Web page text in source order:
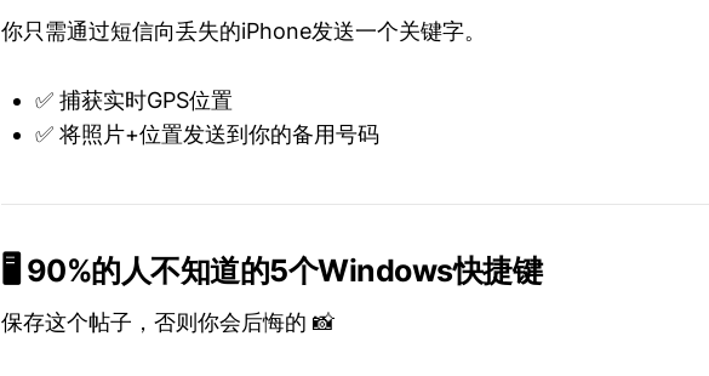
你只需通过短信向丢失的iPhone发送一个关键字。
✅ 捕获实时GPS位置
✅ 将照片+位置发送到你的备用号码
🖥️ 90%的人不知道的5个Windows快捷键
保存这个帖子，否则你会后悔的 📸